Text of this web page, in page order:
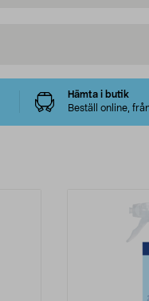
Hämta i butik
Beställ online,